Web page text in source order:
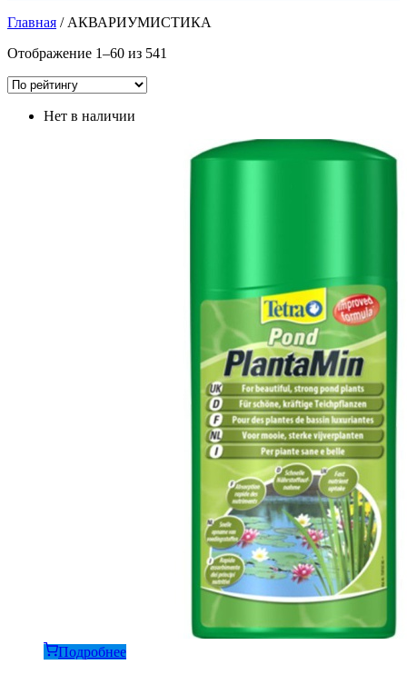
Главная / АКВАРИУМИСТИКА
Отображение 1–60 из 541
Нет в наличии
Подробнее